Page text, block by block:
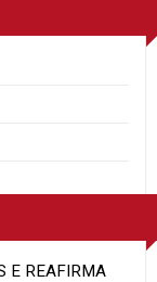
E REAFIRMA